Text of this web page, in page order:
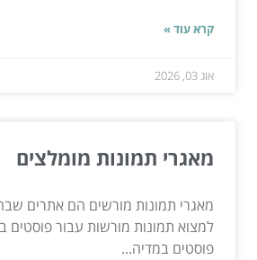
קרא עוד »
אוג 03, 2026
מאגרי תמונות מומלצים
מאגרי תמונות מורשים הם אתרים
למצוא תמונות מורשות עבור פוסטים
פוסטים במדיה...